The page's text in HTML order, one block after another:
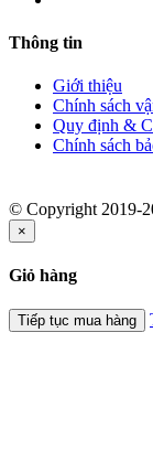
Thông tin
Giới thiệu
Chính sách
Quy định &
Chính sách
© Copyright 2019-
×
Giỏ hàng
Tiếp tục mua hàng